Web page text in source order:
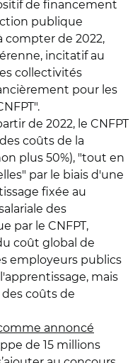
de financement
publique
compter de 2022,
incitatif au
collectivités
pour les
de 2022, le CNFPT
coûts de la
plus 50%), "tout en
par le biais d'une
fixée au
des
par le CNFPT,
coût global de
employeurs publics
mais
coûts de
annoncé
de 15 millions